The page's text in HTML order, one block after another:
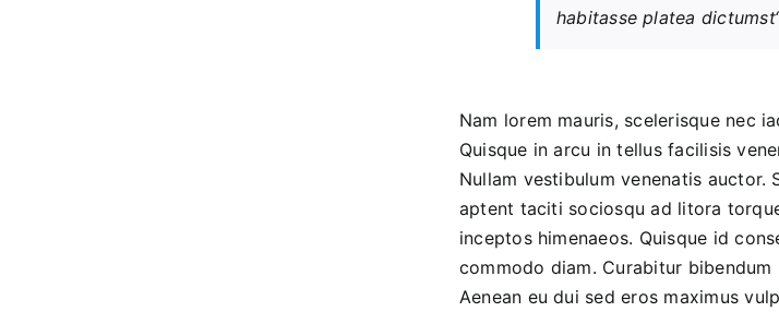
habitasse platea
Nam lorem mauris, scelerisque nec
Quisque in arcu in tellus facilisis
Nullam vestibulum venenatis auctor.
aptent taciti sociosqu ad litora
inceptos himenaeos. Quisque id
commodo diam. Curabitur
Aenean eu dui sed eros maximus